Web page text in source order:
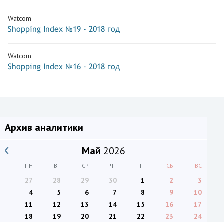
Watcom
Shopping Index №19 - 2018 год
Watcom
Shopping Index №16 - 2018 год
Архив аналитики
Май 2026
ПН ВТ СР ЧТ ПТ СБ ВС
27 28 29 30 1 2
3
4
5 6 7 8 9
10
11
12 13 14 15 16
17
18
19 20 21 22 23
24